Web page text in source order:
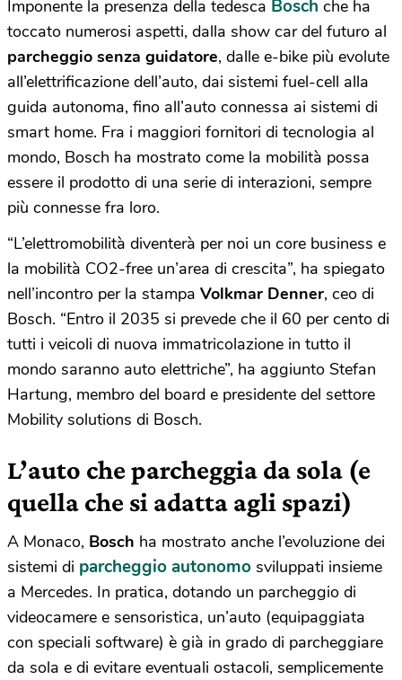
Imponente la presenza della tedesca Bosch che ha
toccato numerosi aspetti, dalla show car del futuro al
parcheggio senza guidatore, dalle e-bike più evolute
all’elettrificazione dell’auto, dai sistemi fuel-cell alla
guida autonoma, fino all’auto connessa ai sistemi di
smart home. Fra i maggiori fornitori di tecnologia al
mondo, Bosch ha mostrato come la mobilità possa
essere il prodotto di una serie di interazioni, sempre
più connesse fra loro.
“L’elettromobilità diventerà per noi un core business e
la mobilità CO2-free un’area di crescita”, ha spiegato
nell’incontro per la stampa Volkmar Denner, ceo di
Bosch. “Entro il 2035 si prevede che il 60 per cento di
tutti i veicoli di nuova immatricolazione in tutto il
mondo saranno auto elettriche”, ha aggiunto Stefan
Hartung, membro del board e presidente del settore
Mobility solutions di Bosch.
L’auto che parcheggia da sola (e
quella che si adatta agli spazi)
A Monaco, Bosch ha mostrato anche l’evoluzione dei
sistemi di parcheggio autonomo sviluppati insieme
a Mercedes. In pratica, dotando un parcheggio di
videocamere e sensoristica, un’auto (equipaggiata
con speciali software) è già in grado di parcheggiare
da sola e di evitare eventuali ostacoli, semplicemente